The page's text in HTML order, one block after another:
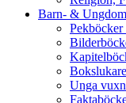
Barn- & Ungdom
Pekböcker
Unga